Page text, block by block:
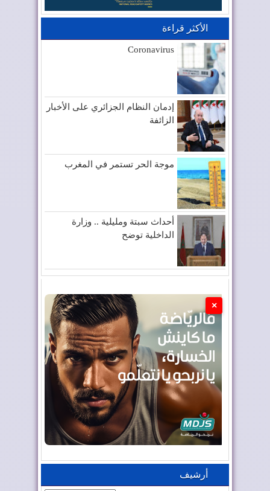
الأكثر قراءة
Coronavirus
إدمان النظام الجزائري على الأخبار
الزائفة
موجة الحر تستمر في المغرب
أحداث سبتة ومليلية .. وزارة
الداخلية توضح
×
أرشيف